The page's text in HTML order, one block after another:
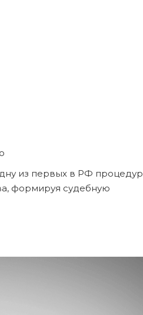
из первых в РФ процедур
формируя судебную